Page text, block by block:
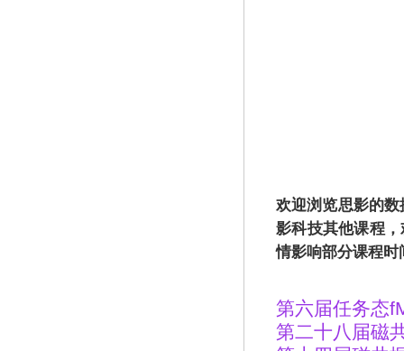
欢迎浏览思影的
影科技其他课程
情影响部分课程
第六届任务态
第二十八届磁